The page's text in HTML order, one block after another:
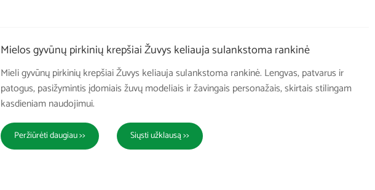
Mielos gyvūnų pirkinių krepšiai Žuvys keliauja sulankstoma rankinė
Mieli gyvūnų pirkinių krepšiai Žuvys keliauja sulankstoma rankinė. Lengvas, patvarus ir
patogus, pasižymintis įdomiais žuvų modeliais ir žavingais personažais, skirtais stilingam
kasdieniam naudojimui.
Peržiūrėti daugiau >> Siųsti užklausą >>